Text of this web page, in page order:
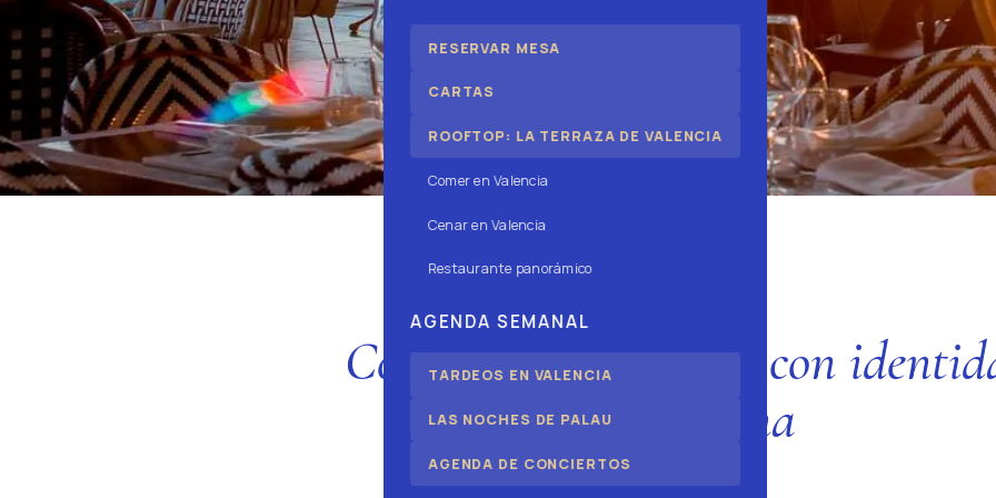
RESERVAR MESA
CARTAS
ROOFTOP: LA TERRAZA DE VALENCIA
Comer en Valencia
Cenar en Valencia
Restaurante panorámico
AGENDA SEMANAL
TARDEOS EN VALENCIA
LAS NOCHES DE PALAU
AGENDA DE CONCIERTOS
Cocina mediterránea con
valenciana